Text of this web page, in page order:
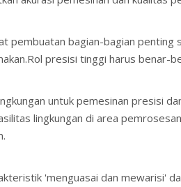
pembuatan bagian-bagian
presisi tinggi harus benar-
untuk pemesinan presisi
lingkungan di area
'menguasai dan mewarisi'